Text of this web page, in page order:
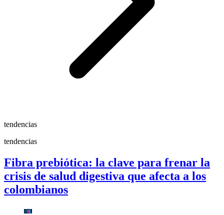
tendencias
tendencias
Fibra prebiótica: la clave para frenar la
crisis de salud digestiva que afecta a los
colombianos